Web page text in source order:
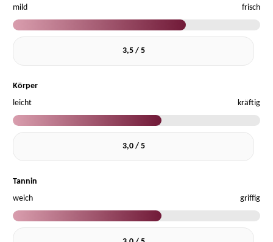
mild
frisch
3,5 / 5
Körper
leicht
kräftig
3,0 / 5
Tannin
weich
griffig